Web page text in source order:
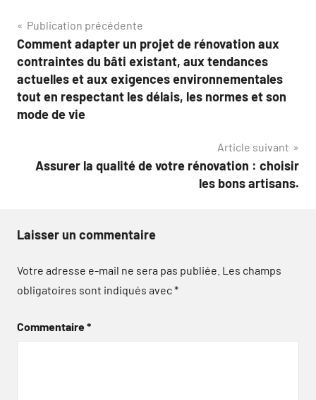
Navigation
de
l’article
Publication précédente
Comment adapter un projet de rénovation aux
contraintes du bâti existant, aux tendances
actuelles et aux exigences environnementales
tout en respectant les délais, les normes et son
mode de vie
Article suivant
Assurer la qualité de votre rénovation : choisir
les bons artisans.
Laisser un commentaire
Votre adresse e-mail ne sera pas publiée. Les champs
obligatoires sont indiqués avec*
Commentaire*